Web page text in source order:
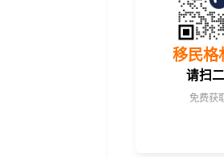
新加
中国
捐赠移民
葡萄牙捐赠移民
泰国精英签证
格鲁吉亚护照
圣基茨捐款护照
马耳他捐款投资
移民格
请扫
免费获